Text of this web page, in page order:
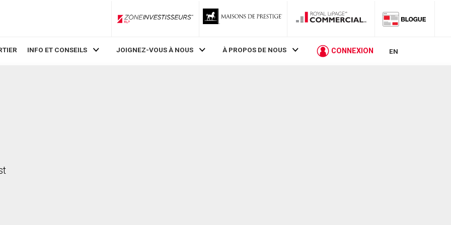
ZoneInvestisseurs RLP
INFO ET CONSEILS JOIGNEZ-VOUS À NOUS À PROPOS DE NOUS CONNEXION EN